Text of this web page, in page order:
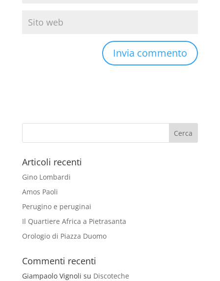
Articoli recenti
Gino Lombardi
Amos Paoli
Perugino e peruginai
Il Quartiere Africa a Pietrasanta
Orologio di Piazza Duomo
Commenti recenti
Giampaolo Vignoli su Discoteche